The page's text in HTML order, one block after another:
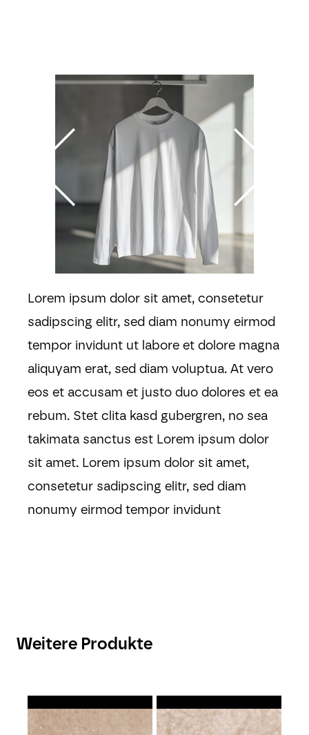
Lorem ipsum dolor sit amet, consetetur
sadipscing elitr, sed diam nonumy eirmod
tempor invidunt ut labore et dolore magna
aliquyam erat, sed diam voluptua. At vero
eos et accusam et justo duo dolores et ea
rebum. Stet clita kasd gubergren, no sea
takimata sanctus est Lorem ipsum dolor
sit amet. Lorem ipsum dolor sit amet,
consetetur sadipscing elitr, sed diam
nonumy eirmod tempor invidunt
Weitere Produkte